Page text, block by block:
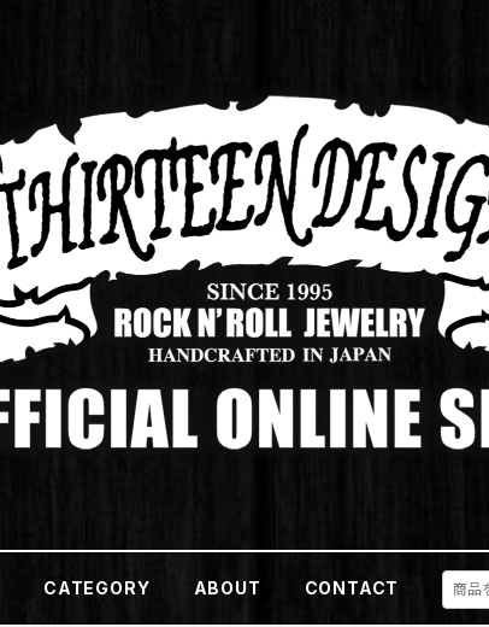
CATEGORY ABOUT CONTACT